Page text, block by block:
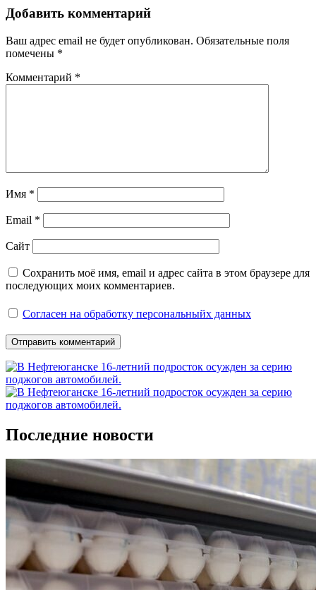
Добавить комментарий
Ваш адрес email не будет опубликован. Обязательные поля
помечены *
Комментарий *
Имя *
Email *
Сайт
Сохранить моё имя, email и адрес сайта в этом браузере для
последующих моих комментариев.
Согласен на обработку персональныйх данных
Последние новости